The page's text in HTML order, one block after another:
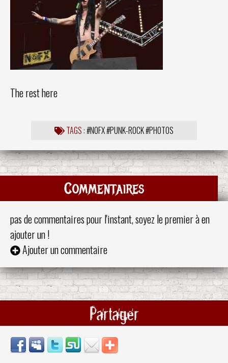
The rest here
TAGS :#NOFX#PUNK-ROCK#PHOTOS
Commentaires
pas de commentaires pour l'instant, soyez le premier à en
ajouter un !
Ajouter un commentaire
Partager